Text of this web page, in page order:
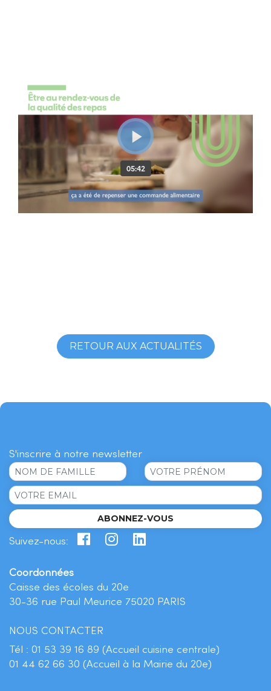
RETOUR AUX ACTUALITÉS
S'inscrire à notre newsletter
ABONNEZ-VOUS
Suivez-nous:
Coordonnées
Caisse des écoles du 20e
30-36 rue Paul Meurice 75020 PARIS
NOUS CONTACTER
Tél : 01 53 39 16 89 (Accueil cuisine centrale)
01 44 62 66 30 (Accueil à la Mairie du 20e)